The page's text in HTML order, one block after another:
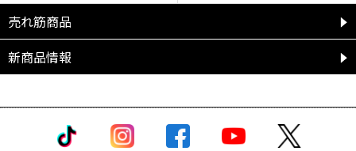
4. 洗濯機にセットします。
＜水漏れを防ぐためには＞
●セットの際に、ネットのたるみがゴムパッキン部に挟まらないようゆっくり
【取り外し方】
1. ゴミ受けに排水が溜まっている場合があり、一緒に水があふれ出てくること
売れ筋商品
新商品情報